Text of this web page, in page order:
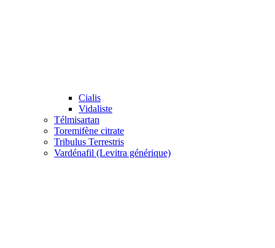
Cialis
Vidaliste
Télmisartan
Toremifène citrate
Tribulus Terrestris
Vardénafil (Levitra générique)